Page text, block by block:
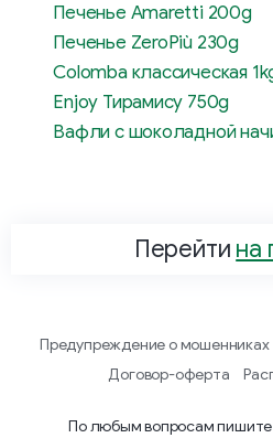
Печенье Amaretti 200g
Печенье ZeroPiù 230g
Colomba классическая
Enjoy Тирамису 750g
Вафли с шоколадной
Перейти на
Предупреждение о мошенниках
Договор-оферта
По любым вопросам пишите